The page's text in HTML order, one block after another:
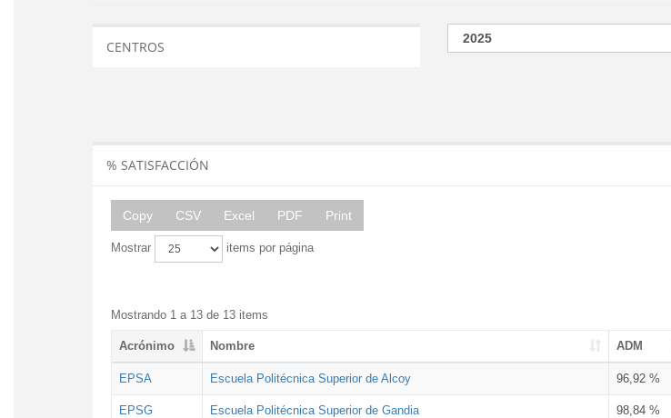
CENTROS
% SATISFACCIÓN
Copy CSV Excel PDF Print
Mostrar items por página
Mostrando 1 a 13 de 13 items
Acrónimo Nombre ADM
EPSA Escuela Politécnica Superior de Alcoy 96,92 %
EPSG Escuela Politécnica Superior de Gandia 98,84 %